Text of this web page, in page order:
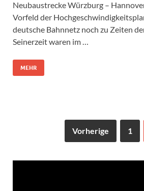
Neubaustrecke Würzburg –
Vorfeld der
deutsche Bahnnetz noch zu Zeiten
Seinerzeit waren im …
MEHR
Vorherige 1